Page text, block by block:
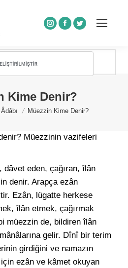
Instagram
Facebook
Twitter
Kime Denir?
Müezzin Kime Denir?
Müezzinin vazifeleri
dâvet eden, çağıran, îlân
denir. Arapça ezân
Ezân, lügatte herkese
îlân etmek, çağırmak
müezzin de, bildiren îlân
gelir. Dînî bir terim
girdiğini ve namazın
için ezân ve kâmet okuyan